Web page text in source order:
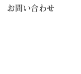
お問い合わせ